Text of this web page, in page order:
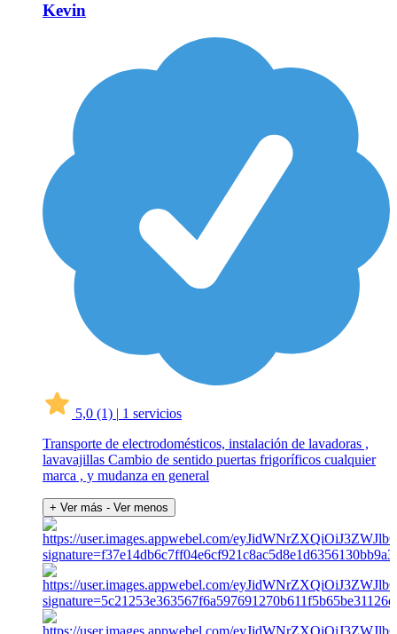
Kevin
5,0 (1) | 1 servicios
Transporte de electrodomésticos, instalación de lavadoras ,
lavavajillas Cambio de sentido puertas frigoríficos cualquier
marca , y mudanza en general
+ Ver más - Ver menos